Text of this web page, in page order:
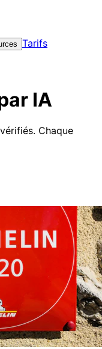
Tarifs
IA
Chaque